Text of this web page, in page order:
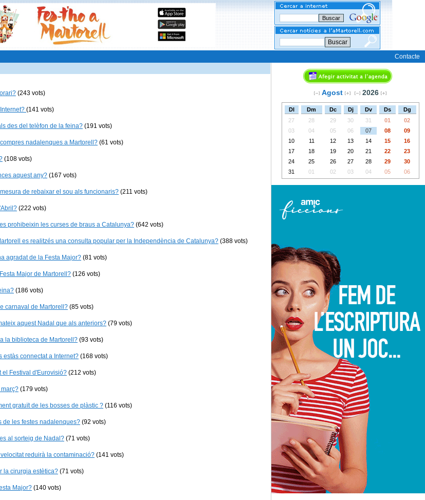
Buscar
Contacte
(243 vots)
(141 vots)
des del telèfon de la feina? (191 vots)
nadalenques a Martorell? (61 vots)
(108 vots)
aquest any? (167 vots)
de rebaixar el sou als funcionaris? (211 vots)
(222 vots)
prohibeixin les curses de braus a Catalunya? (642 vots)
es realitzés una consulta popular per la Independència de Catalunya? (388 vots)
agradat de la Festa Major? (81 vots)
Major de Martorell? (126 vots)
(186 vots)
carnaval de Martorell? (85 vots)
aquest Nadal que als anteriors? (79 vots)
la biblioteca de Martorell? (93 vots)
estàs connectat a Internet? (168 vots)
el Festival d'Eurovisió? (212 vots)
(179 vots)
gratuït de les bosses de plàstic ? (116 vots)
de les festes nadalenques? (92 vots)
al sorteig de Nadal? (71 vots)
reduirà la contaminació? (141 vots)
la cirurgia estètica? (71 vots)
Major? (140 vots)
Agost 2026
Dl Dm Dc Dj Dv Ds
Dg
27
28 29 30 31 01
02
03
04 05 06 07 08
09
10
11 12 13 14 15
16
17
18 19 20 21 22
23
24
25 26 27 28 29
30
31
01 02 03 04 05 06